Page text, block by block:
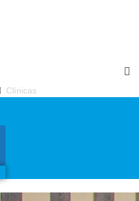
Clínicas